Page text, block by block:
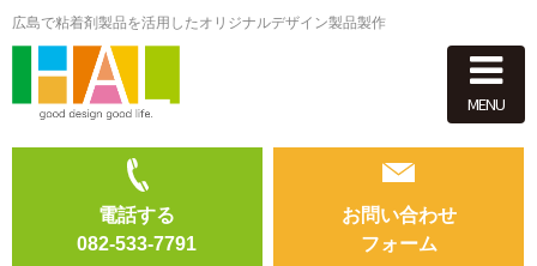
広島で粘着剤製品を活用したオリジナルデザイン製品製作
MENU
電話する
082-533-7791
お問い合わせ
フォーム